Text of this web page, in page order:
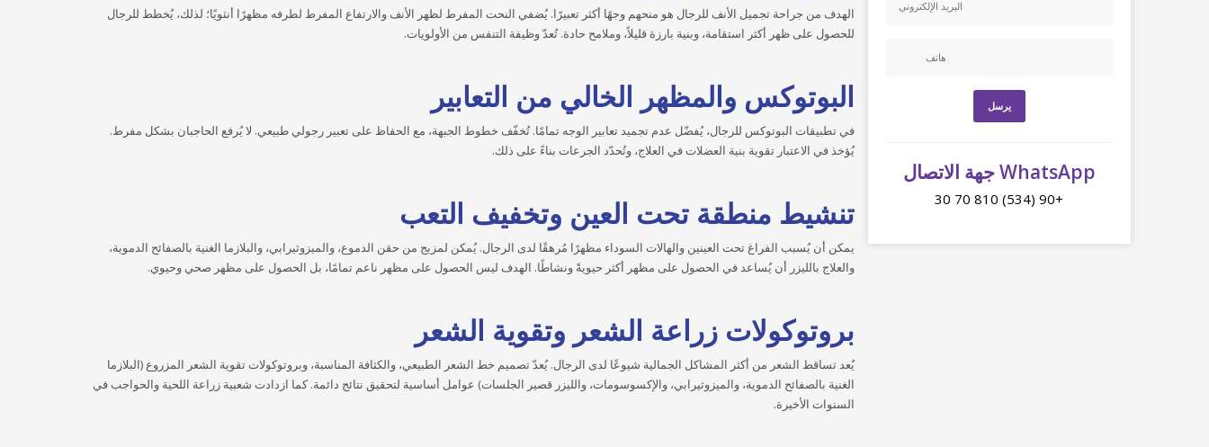
الهدف من جراحة تجميل الأنف للرجال هو منحهم وجهًا أكثر تعبيرًا. يُضفي النحت المفرط لظهر الأنف والارتفاع المفرط لطرفه مظهرًا أنثويًا؛ لذلك، يُخطط للرجال
للحصول على ظهر أكثر استقامة، وبنية بارزة قليلاً، وملامح حادة. تُعدّ وظيفة التنفس من الأولويات.
البوتوكس والمظهر الخالي من التعابير
في تطبيقات البوتوكس للرجال، يُفضّل عدم تجميد تعابير الوجه تمامًا. تُخفّف خطوط الجبهة، مع الحفاظ على تعبير رجولي طبيعي. لا يُرفع الحاجبان بشكل مفرط.
يُؤخذ في الاعتبار تقوية بنية العضلات في العلاج، وتُحدّد الجرعات بناءً على ذلك.
تنشيط منطقة تحت العين وتخفيف التعب
يمكن أن يُسبب الفراغ تحت العينين والهالات السوداء مظهرًا مُرهقًا لدى الرجال. يُمكن لمزيج من حقن الدموع، والميزوثيرابي، والبلازما الغنية بالصفائح الدموية،
والعلاج بالليزر أن يُساعد في الحصول على مظهر أكثر حيويةً ونشاطًا. الهدف ليس الحصول على مظهر ناعم تمامًا، بل الحصول على مظهر صحي وحيوي.
بروتوكولات زراعة الشعر وتقوية الشعر
يُعد تساقط الشعر من أكثر المشاكل الجمالية شيوعًا لدى الرجال. يُعدّ تصميم خط الشعر الطبيعي، والكثافة المناسبة، وبروتوكولات تقوية الشعر المزروع (البلازما
الغنية بالصفائح الدموية، والميزوثيرابي، والإكسوسومات، والليزر قصير الجلسات) عوامل أساسية لتحقيق نتائج دائمة. كما ازدادت شعبية زراعة اللحية والحواجب في
السنوات الأخيرة.
WhatsApp جهة الاتصال
+90 (534) 810 70 30